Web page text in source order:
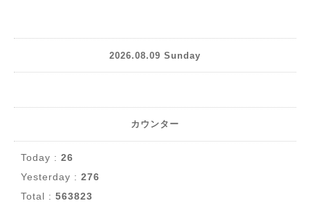
2026.08.09 Sunday
カウンター
Today : 26
Yesterday : 276
Total : 563823